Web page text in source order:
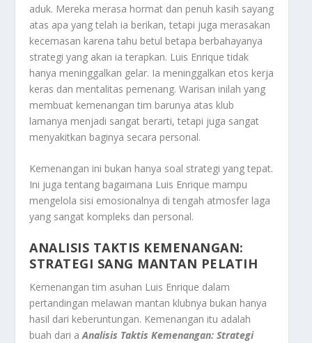
aduk. Mereka merasa hormat dan penuh kasih sayang
atas apa yang telah ia berikan, tetapi juga merasakan
kecemasan karena tahu betul betapa berbahayanya
strategi yang akan ia terapkan. Luis Enrique tidak
hanya meninggalkan gelar. Ia meninggalkan etos kerja
keras dan mentalitas pemenang. Warisan inilah yang
membuat kemenangan tim barunya atas klub
lamanya menjadi sangat berarti, tetapi juga sangat
menyakitkan baginya secara personal.
Kemenangan ini bukan hanya soal strategi yang tepat.
Ini juga tentang bagaimana Luis Enrique mampu
mengelola sisi emosionalnya di tengah atmosfer laga
yang sangat kompleks dan personal.
ANALISIS TAKTIS KEMENANGAN:
STRATEGI SANG MANTAN PELATIH
Kemenangan tim asuhan Luis Enrique dalam
pertandingan melawan mantan klubnya bukan hanya
hasil dari keberuntungan. Kemenangan itu adalah
buah dari aAnalisis Taktis Kemenangan: Strategi